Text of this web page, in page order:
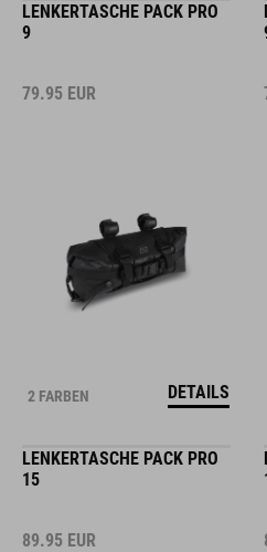
LENKERTASCHE PACK PRO
9
79.95 EUR
2 FARBEN DETAILS
LENKERTASCHE PACK PRO
15
89.95 EUR